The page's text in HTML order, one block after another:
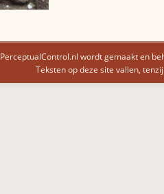
PerceptualControl.nl wordt gemaakt en
Teksten op deze site vallen,